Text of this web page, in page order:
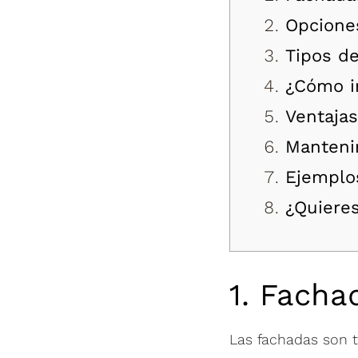
Tipos
¿Cómo
1.
Las fachadas son